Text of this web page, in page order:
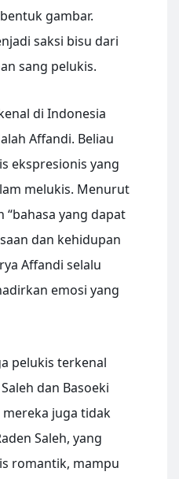
gambar.
saksi bisu dari
sang pelukis.
di Indonesia
Affandi. Beliau
ekspresionis yang
melukis. Menurut
“bahasa yang dapat
dan kehidupan
Affandi selalu
emosi yang
pelukis terkenal
dan Basoeki
mereka juga tidak
Saleh, yang
romantik, mampu